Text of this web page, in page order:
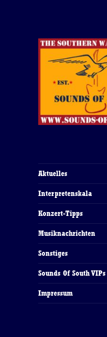
Aktuelles
Interpretenskala
Konzert-Tipps
Musiknachrichten
Sonstiges
Sounds Of South VIPs
Impressum